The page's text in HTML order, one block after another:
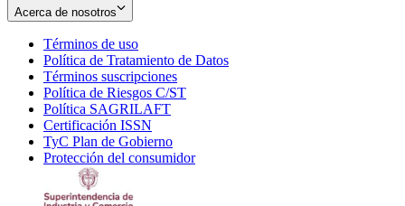
Acerca de nosotros
Términos de uso
in
new
window
Política de Tratamiento de Datos
Términos suscripciones
in
Política de Riesgos C/ST
Política SAGRILAFT
new
window
Certificación ISSN
in
new
TyC Plan de Gobierno
in
Protección del consumidorOpens